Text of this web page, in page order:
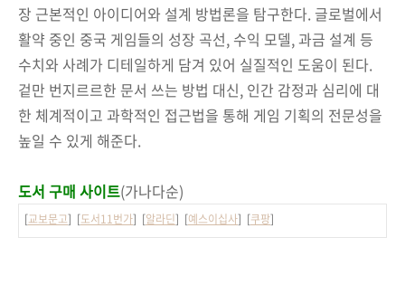
장 근본적인 아이디어와 설계 방법론을 탐구한다. 글로벌에서
활약 중인 중국 게임들의 성장 곡선, 수익 모델, 과금 설계 등
수치와 사례가 디테일하게 담겨 있어 실질적인 도움이 된다.
겉만 번지르르한 문서 쓰는 방법 대신, 인간 감정과 심리에 대
한 체계적이고 과학적인 접근법을 통해 게임 기획의 전문성을
높일 수 있게 해준다.
도서 구매 사이트(가나다순)
[교보문고] [도서11번가] [알라딘] [예스이십사] [쿠팡]